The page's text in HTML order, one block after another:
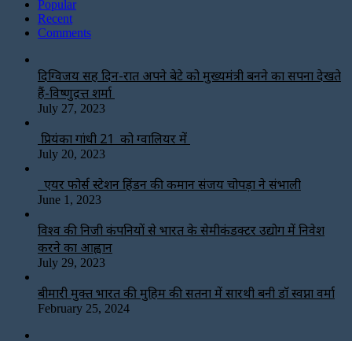
Popular
Recent
Comments
दिग्विजय सिंह दिन-रात अपने बेटे को मुख्यमंत्री बनने का सपना देखते
हैं-विष्णुदत्त शर्मा
July 27, 2023
प्रियंका गांधी 21 को ग्वालियर में
July 20, 2023
एयर फोर्स स्टेशन हिंडन की कमान संजय चोपड़ा ने संभाली
June 1, 2023
विश्‍व की निजी कंपनियों से भारत के सेमीकंडक्टर उद्योग में निवेश
करने का आह्वान
July 29, 2023
बीमारी मुक्त भारत की मुहिम की सतना में सारथी बनी डाॅ स्वप्ना वर्मा
February 25, 2024